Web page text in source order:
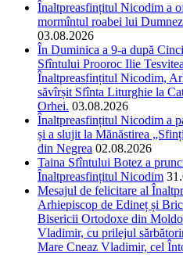
Înaltpreasfințitul Nicodim a
mormîntul roabei lui
03.08.2026
În Duminica a 9-a după
Sfîntului Prooroc Ilie
Înaltpreasfințitul Nicodim,
săvîrșit Sfînta Liturghie la
Orhei. 03.08.2026
Înaltpreasfințitul Nicodim a
și a slujit la Mănăstirea
din Negrea 02.08.2026
Taina Sfîntului Botez a
Înaltpreasfințitul Nicodim
Mesajul de felicitare al
Arhiepiscop de Edineț și
Bisericii Ortodoxe din
Vladimir, cu prilejul
Mare Cneaz Vladimir, cel